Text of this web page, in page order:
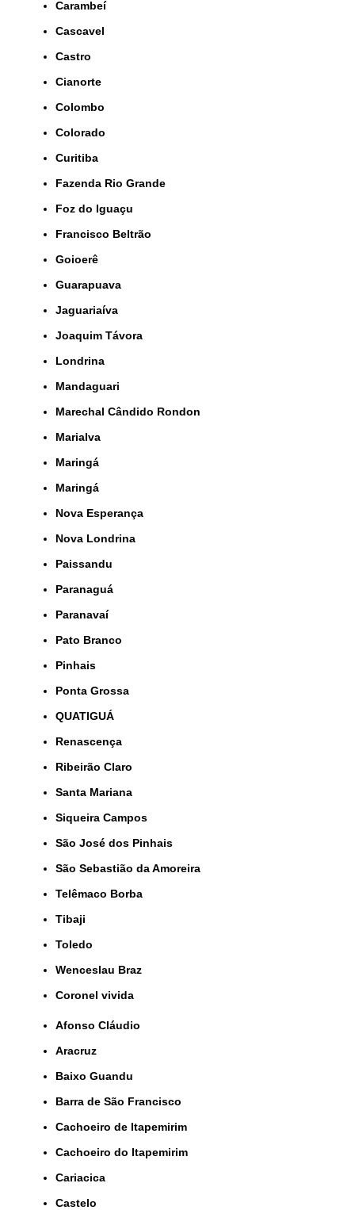
Carambeí
Cascavel
Castro
Cianorte
Colombo
Colorado
Curitiba
Fazenda Rio Grande
Foz do Iguaçu
Francisco Beltrão
Goioerê
Guarapuava
Jaguariaíva
Joaquim Távora
Londrina
Mandaguari
Marechal Cândido Rondon
Marialva
Maringá
Maringá
Nova Esperança
Nova Londrina
Paissandu
Paranaguá
Paranavaí
Pato Branco
Pinhais
Ponta Grossa
QUATIGUÁ
Renascença
Ribeirão Claro
Santa Mariana
Siqueira Campos
São José dos Pinhais
São Sebastião da Amoreira
Telêmaco Borba
Tibaji
Toledo
Wenceslau Braz
coronel vivida
Afonso Cláudio
Aracruz
Baixo Guandu
Barra de São Francisco
Cachoeiro de Itapemirim
Cachoeiro do Itapemirim
Cariacica
Castelo